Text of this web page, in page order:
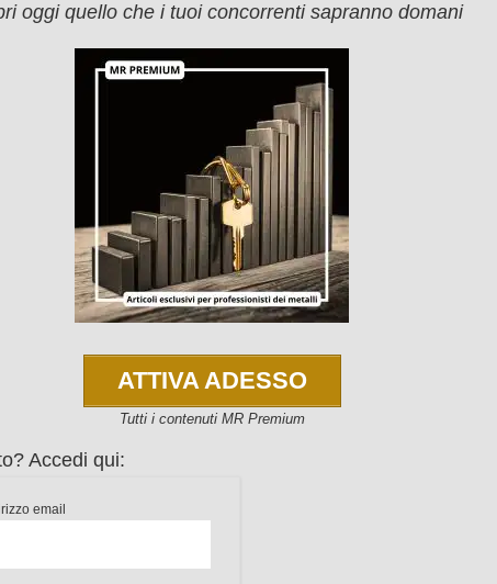
oggi quello che i tuoi concorrenti sapranno domani
ATTIVA ADESSO
Tutti i contenuti MR Premium
Accedi qui:
email